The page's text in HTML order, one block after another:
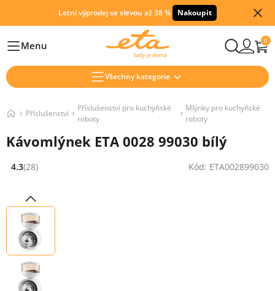
Letní výprodej se slevou až 38 % Nakoupit
HlavníMenu 0
Všechny kategorie
Příslušenství
Příslušenství pro kuchyňské
roboty
Mlýnky pro kuchyňské
roboty
Kávomlýnek ETA 0028 99030 bílý
Hodnocení: 4.3 z 5 (28 recenzí)
4.3(28) Kód: ETA002899030